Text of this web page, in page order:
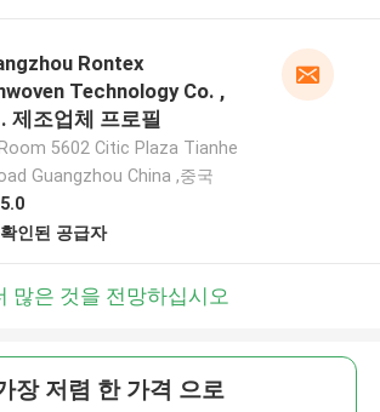
Rontex
Technology Co. ,
제조업체 프로필
Room 5602 Citic Plaza Tianhe
Guangzhou China ,중국
5.0
확인된 공급자
많은 것을 전망하십시오
장 저렴 한 가격 으로